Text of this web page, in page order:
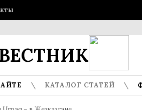
КАТАЛОГ СТАТЕЙ